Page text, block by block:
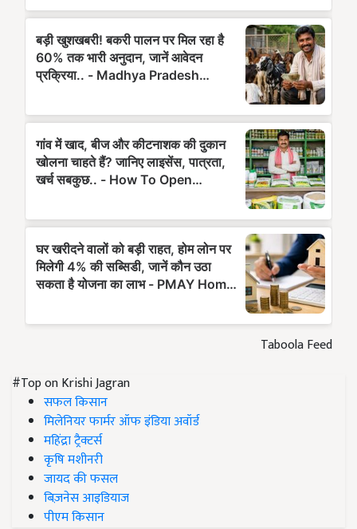
Taboola Feed
#Top on Krishi Jagran
सफल किसान
मिलेनियर फार्मर ऑफ इंडिया अवॉर्ड
महिंद्रा ट्रैक्टर्स
कृषि मशीनरी
जायद की फसल
बिज़नेस आइडियाज
पीएम किसान